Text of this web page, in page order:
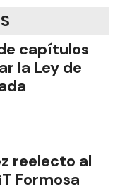
capítulos
la Ley de
reelecto al
Formosa